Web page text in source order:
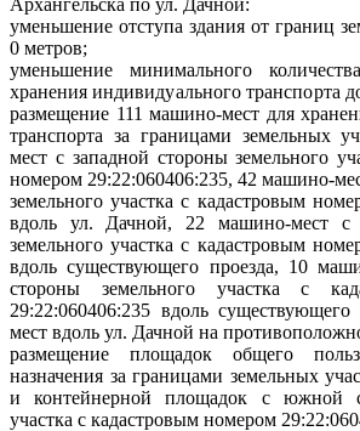
Архангельска по ул. Дачной:
уменьшение отступа здания от границ
0 метров;
уменьшение минимального
хранения индивидуального транспорта
размещение 111 машино-мест для
транспорта за границами земельных
мест с западной стороны земельного
номером 29:22:060406:235, 42 машино-
земельного участка с кадастровым
вдоль ул. Дачной, 22 машино-мест с
земельного участка с кадастровым
вдоль существующего проезда, 10
стороны земельного участка с
29:22:060406:235 вдоль
мест вдоль ул. Дачной на
размещение площадок общего
назначения за границами земельных
и контейнерной площадок с южной
участка с кадастровым номером